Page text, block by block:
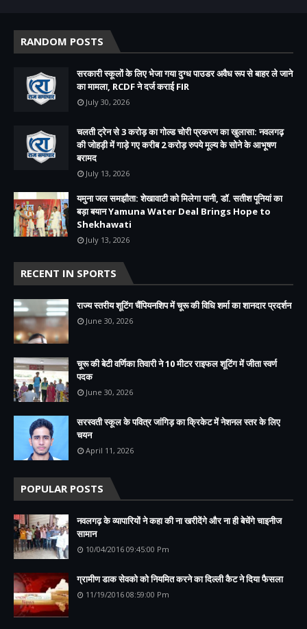
RANDOM POSTS
सरकारी स्कूलों के लिए भेजा गया दुग्ध पाउडर अवैध रूप से बाहर ले जाने
का मामला, RCDF ने दर्ज कराई FIR
July 30, 2026
चलती ट्रेन से 3 करोड़ का गोल्ड चोरी प्रकरण का खुलासा: नवलगढ़
की जोहड़ी में गाड़े गए करीब 2 करोड़ रुपये मूल्य के सोने के आभूषण
बरामद
July 13, 2026
यमुना जल समझौता: शेखावाटी को मिलेगा पानी, डॉ. सतीश पूनियां का
बड़ा बयान Yamuna Water Deal Brings Hope to
Shekhawati
July 13, 2026
RECENT IN SPORTS
राज्य स्तरीय शूटिंग चैंपियनशिप में चूरू की विधि शर्मा का शानदार प्रदर्शन
June 30, 2026
चूरू की बेटी वर्णिका तिवारी ने 10 मीटर राइफल शूटिंग में जीता स्वर्ण
पदक
June 30, 2026
सरस्वती स्कूल के पवित्र जांगिड़ का क्रिकेट में नेशनल स्तर के लिए
चयन
April 11, 2026
POPULAR POSTS
नवलगढ़ के व्यापारियों ने कहा की ना खरीदेंगे और ना ही बेचेंगे चाइनीज
सामान
10/04/2016 09:45:00 Pm
ग्रामीण डाक सेवको को नियमित करने का दिल्ली कैट ने दिया फैसला
11/19/2016 08:59:00 Pm